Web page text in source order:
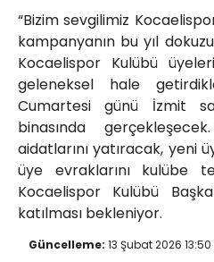
“Bizim sevgilimiz
kampanyanın bu yıl
Kocaelispor Kulübü
geleneksel hale
Cumartesi günü İzmit
binasında
aidatlarını yatıracak, yeni
üye evraklarını kulübe
Kocaelispor Kulübü
katılması bekleniyor.
Güncelleme: 13 Şubat 2026 13:50